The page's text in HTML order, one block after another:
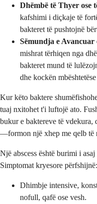
Dhëmbë të Thyer ose
kafshimi i diçkaje të
bakteret të pushtojnë
Sëmundja e Avancuar
mishrat tërhiqen nga
bakteret mund të
dhe kockën mbështetëse
Kur këto baktere
tuaj nxitohet t'i luftojë ato.
bukur e baktereve të vdekura,
—formon një xhep me qelb të
Një abscess është burimi i
Simptomat kryesore përfshijnë:
Dhimbje intensive,
nofull, qafë ose vesh.